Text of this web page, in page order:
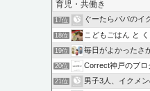
17位 ぐーたらパパのイ
18位 こどもごはん と
19位 毎日がよかったさ
20位 Correct神戸のブロ
21位 男子3人、イクメ